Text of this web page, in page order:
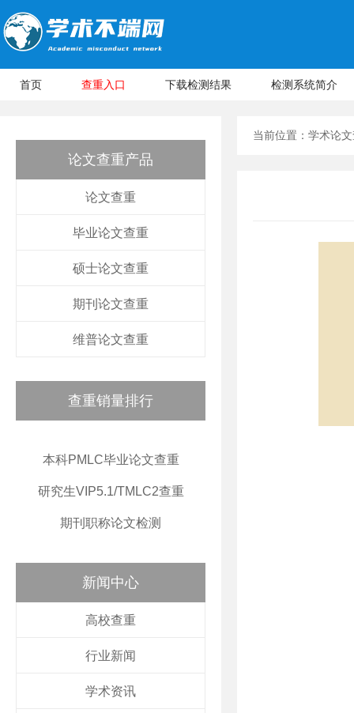
首页 查重入口 下载检测结果 检测系统简介
论文查重产品
论文查重
毕业论文查重
硕士论文查重
期刊论文查重
维普论文查重
查重销量排行
本科PMLC毕业论文查重
研究生VIP5.1/TMLC2查重
期刊职称论文检测
新闻中心
高校查重
行业新闻
学术资讯
当前位置： 学术论